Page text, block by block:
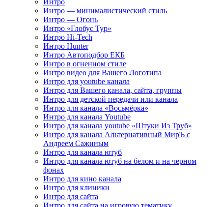
Интро
Интро — минималистический стиль
Интро — Огонь
Интро «Глобус Тур»
Интро Hi-Tech
Интро Hunter
Интро Автоподбор ЕКБ
Интро в огненном стиле
Интро видео для Вашего Логотипа
Интро для youtube канала
Интро для Вашего канала, сайта, группы
Интро для детской передачи или канала
Интро для канала «Восьмёрка»
Интро для канала Youtube
Интро для канала youtube «Штуки Из Труб»
Интро для канала Альтернативный МирЪ с
Андреем Сажиным
Интро для канала ютуб
Интро для канала ютуб на белом и на черном
фонах
Интро для кино канала
Интро для клиники
Интро для сайта
Интро для сайта на игровую тематику